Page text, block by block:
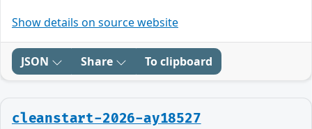
Show details on source website
JSON Share To clipboard
cleanstart-2026-ay18527